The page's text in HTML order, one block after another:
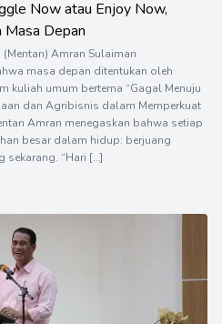
Now atau Enjoy Now,
Masa Depan
(Mentan) Amran Sulaiman
masa depan ditentukan oleh
kuliah umum bertema “Gagal Menuju
dan Agribisnis dalam Memperkuat
Amran menegaskan bahwa setiap
besar dalam hidup: berjuang
sekarang. “Hari […]